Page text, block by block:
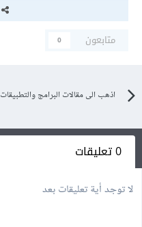
متابعون
0
اذهب الى مقالات البرامج والتطبيقات
0 تعليقات
لا توجد أية تعليقات بعد